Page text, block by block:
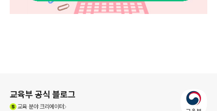
교육부 공식 블로그
교육분야 크리에이터